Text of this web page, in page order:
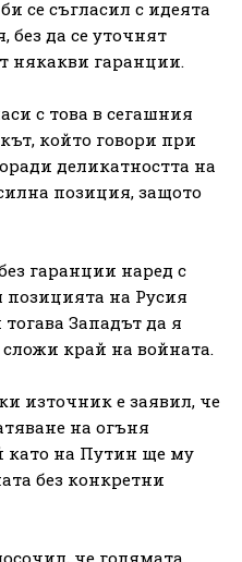
се съгласил с идеята
без да се уточнят
някакви гаранции.
с това в сегашния
който говори при
деликатността на
позиция, защото
гаранции наред с
позицията на Русия
Западът да я
край на войната.
източник е заявил, че
на огъня
като на Путин ще му
без конкретни
че голямата